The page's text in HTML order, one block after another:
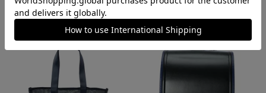
3,300円
会員特典
4,840円